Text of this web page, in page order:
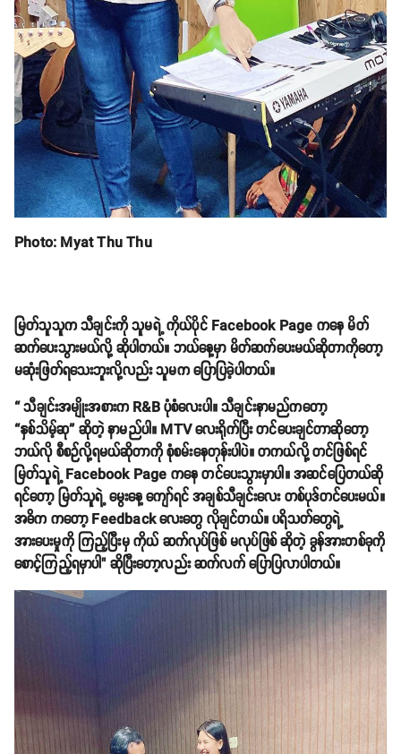
Photo: Myat Thu Thu
မြတ်သူသူက သီချင်းကို သူမရဲ့ ကိုယ်ပိုင် Facebook Page ကနေ မိတ်
ဆက်ပေးသွားမယ်လို့ ဆိုပါတယ်။ ဘယ်နေ့မှာ မိတ်ဆက်ပေးမယ်ဆိုတာကိုတော့
မဆုံးဖြတ်ရသေးဘူးလို့လည်း သူမက ပြောပြခဲ့ပါတယ်။
“ သီချင်းအမျိုးအစားက R&B ပုံစံလေးပါ။ သီချင်းနာမည်ကတော့
“နှစ်သိမ့်ဆု” ဆိုတဲ့ နာမည်ပါ။ MTV လေးရိုက်ပြီး တင်ပေးချင်တာဆိုတော့
ဘယ်လို စီစဉ်လို့ရမယ်ဆိုတာကို စုံစမ်းနေတုန်းပါပဲ။ တကယ်လို့ တင်ဖြစ်ရင်
မြတ်သူရဲ့ Facebook Page ကနေ တင်ပေးသွားမှာပါ။ အဆင်ပြေတယ်ဆို
ရင်တော့ မြတ်သူရဲ့ မွေးနေ့ ကျော်ရင် အချစ်သီချင်းလေး တစ်ပုဒ်တင်ပေးမယ်။
အဓိက ကတော့ Feedback လေးတွေ လိုချင်တယ်။ ပရိသတ်တွေရဲ့
အားပေးမှုကို ကြည့်ပြီးမှ ကိုယ် ဆက်လုပ်ဖြစ် မလုပ်ဖြစ် ဆိုတဲ့ ခွန်အားတစ်ခုကို
စောင့်ကြည့်ရမှာပါ" ဆိုပြီးတော့လည်း ဆက်လက် ပြောပြလာပါတယ်။